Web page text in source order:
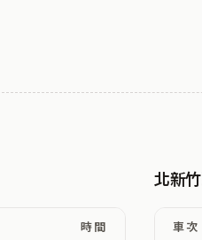
時間
北新
車次